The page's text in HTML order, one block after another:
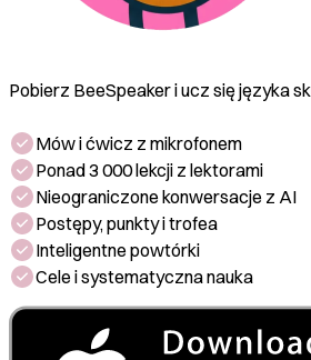
Pobierz BeeSpeaker i ucz się języka
Mów i ćwicz z mikrofonem
Ponad 3 000 lekcji z lektorami
Nieograniczone konwersacje z AI
Postępy, punkty i trofea
Inteligentne powtórki
Cele i systematyczna nauka